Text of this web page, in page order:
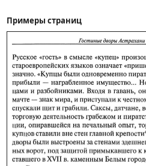
Примеры страниц